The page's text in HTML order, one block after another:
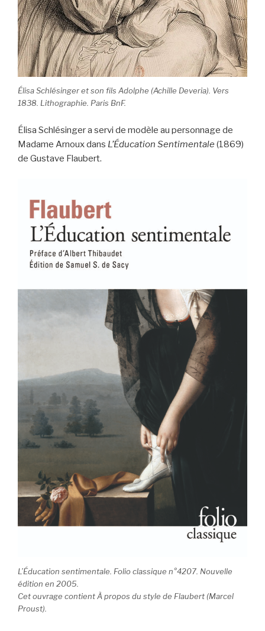
Élisa Schlésinger et son fils Adolphe (Achille Deveria). Vers
1838. Lithographie. Paris BnF.
Élisa Schlésinger a servi de modèle au personnage de
Madame Arnoux dans L’Éducation Sentimentale (1869)
de Gustave Flaubert.
L’Éducation sentimentale. Folio classique n°4207. Nouvelle
édition en 2005.
Cet ouvrage contientÀ propos du style de Flaubert (Marcel
Proust).